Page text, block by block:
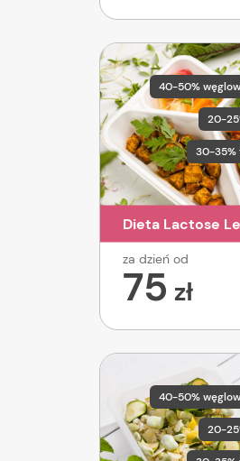
40-50%
20-
30-35%
Dieta Lactose
za dzień od
75 zł
40-50%
20-